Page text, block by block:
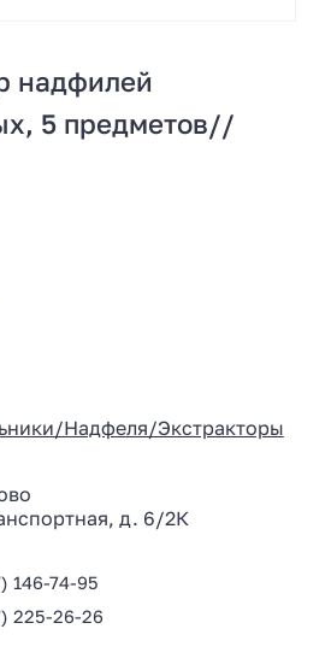
надфилей
5 предметов//
Надфеля/Экстракторы
д. 6/2К
146-74-95
225-26-26